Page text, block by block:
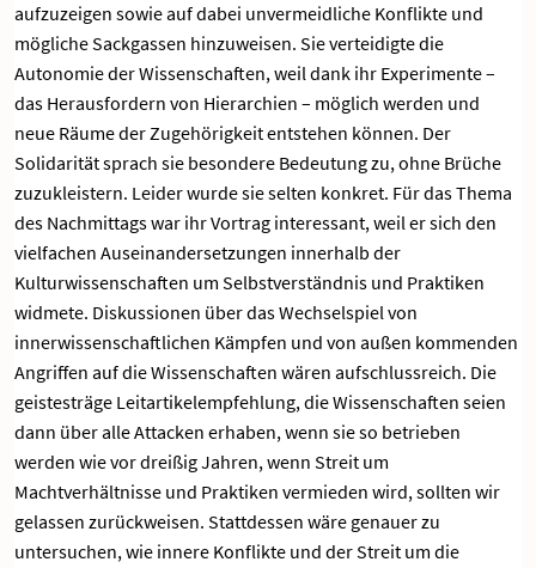
aufzuzeigen sowie auf dabei unvermeidliche Konflikte und
mögliche Sackgassen hinzuweisen. Sie verteidigte die
Autonomie der Wissenschaften, weil dank ihr Experimente –
das Herausfordern von Hierarchien – möglich werden und
neue Räume der Zugehörigkeit entstehen können. Der
Solidarität sprach sie besondere Bedeutung zu, ohne Brüche
zuzukleistern. Leider wurde sie selten konkret. Für das Thema
des Nachmittags war ihr Vortrag interessant, weil er sich den
vielfachen Auseinandersetzungen innerhalb der
Kulturwissenschaften um Selbstverständnis und Praktiken
widmete. Diskussionen über das Wechselspiel von
innerwissenschaftlichen Kämpfen und von außen kommenden
Angriffen auf die Wissenschaften wären aufschlussreich. Die
geistesträge Leitartikelempfehlung, die Wissenschaften seien
dann über alle Attacken erhaben, wenn sie so betrieben
werden wie vor dreißig Jahren, wenn Streit um
Machtverhältnisse und Praktiken vermieden wird, sollten wir
gelassen zurückweisen. Stattdessen wäre genauer zu
untersuchen, wie innere Konflikte und der Streit um die